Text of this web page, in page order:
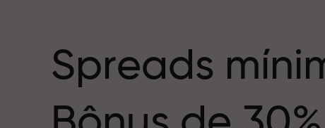
compartilham os mesmos valores. Aleš
Loprais traz energia e disciplina para o
Spreads